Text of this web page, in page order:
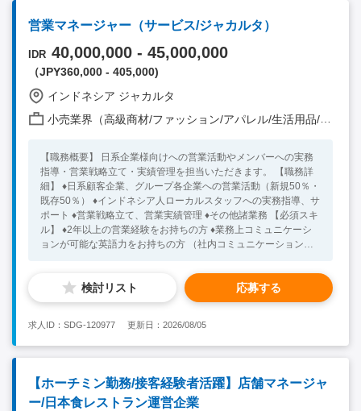
営業マネージャー（サービス/ジャカルタ）
IDR 40,000,000 - 45,000,000
（JPY360,000 - 405,000)
インドネシア ジャカルタ
小売業界（高級商材/ファッション/アパレル/生活用品/家電 他）
【職務概要】 日系企業様向けへの営業活動やメンバーへの実務
指導・営業戦略立て・実績管理を担当いただきます。 【職務詳
細】 ♦日系顧客企業、グループ各企業への営業活動（新規50％・
既存50％） ♦インドネシア人ローカルスタッフへの実務指導、サ
ポート ♦営業戦略立て、営業実績管理 ♦その他諸業務 【必須スキ
ル】 ♦2年以上の営業経験をお持ちの方 ♦業務上コミュニケーシ
ョンが可能な英語力をお持ちの方 （社内コミュニケーションで
検討リスト 応募する
求人ID：SDG-120977 更新日：2026/08/05
【ホーチミン勤務/接客経験者活躍】店舗マネージャ
ー/日本食レストラン運営企業